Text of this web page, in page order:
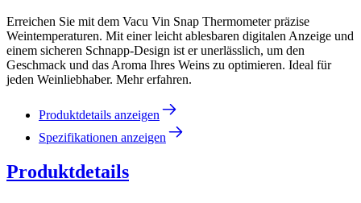
Erreichen Sie mit dem Vacu Vin Snap Thermometer präzise
Weintemperaturen. Mit einer leicht ablesbaren digitalen Anzeige und
einem sicheren Schnapp-Design ist er unerlässlich, um den
Geschmack und das Aroma Ihres Weins zu optimieren. Ideal für
jeden Weinliebhaber. Mehr erfahren.
Produktdetails anzeigen
Spezifikationen anzeigen
Produktdetails